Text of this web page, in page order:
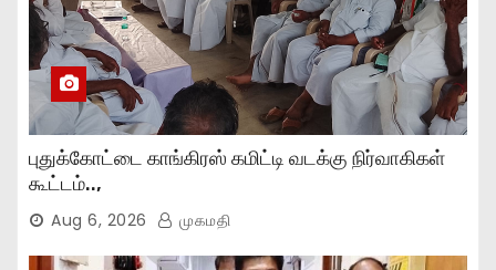
புதுக்கோட்டை காங்கிரஸ் கமிட்டி வடக்கு நிர்வாகிகள்
கூட்டம்..,
Aug 6, 2026 முகமதி